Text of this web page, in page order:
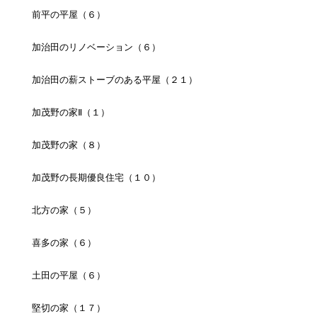
前平の平屋（６）
加治田のリノベーション（６）
加治田の薪ストーブのある平屋（２１）
加茂野の家Ⅱ（１）
加茂野の家（８）
加茂野の長期優良住宅（１０）
北方の家（５）
喜多の家（６）
土田の平屋（６）
堅切の家（１７）